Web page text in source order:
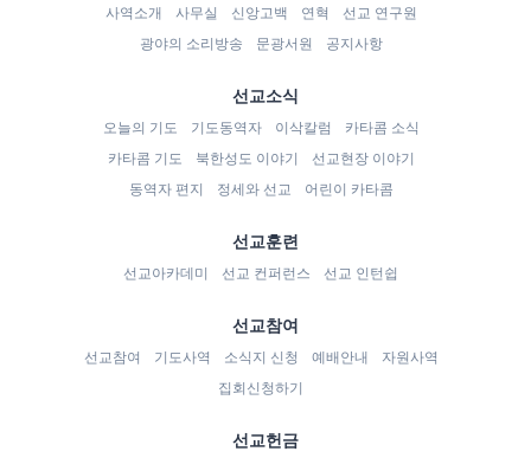
사역소개 사무실 신앙고백 연혁
선교 연구원
광야의 소리방송
문광서원 공지사항
선교소식
오늘의 기도 기도동역자 이삭칼럼
카타콤 소식
카타콤 기도
북한성도 이야기
선교현장 이야기
동역자 편지
정세와 선교 어린이 카타콤
선교훈련
선교아카데미 선교 컨퍼런스 선교 인턴쉽
선교참여
선교참여 기도사역 소식지 신청 예배안내
자원사역
집회신청하기
선교헌금